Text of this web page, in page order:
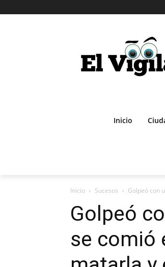
Inicio
Inicio Sucesos Golpeó con
Golpeó
se comió